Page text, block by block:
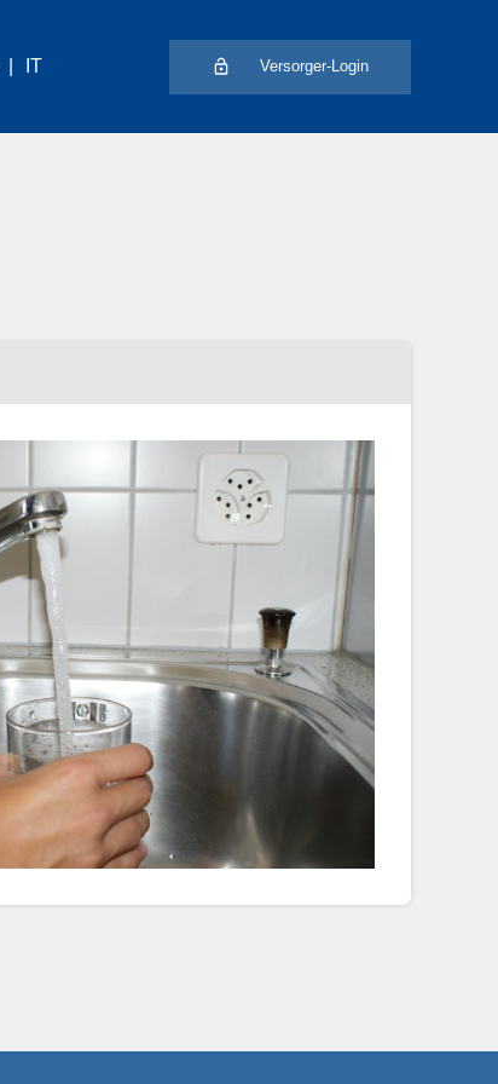
IT Versorger-Login